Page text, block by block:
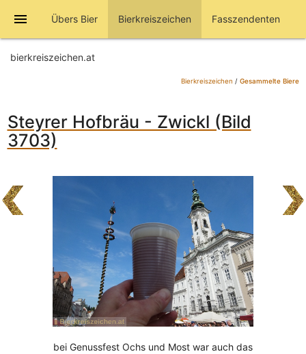
menu Übers Bier Bierkreiszeichen Fasszendenten
bierkreiszeichen.at
Bierkreiszeichen / Gesammelte Biere
Steyrer Hofbräu - Zwickl (Bild
3703)
bei Genussfest Ochs und Most war auch das